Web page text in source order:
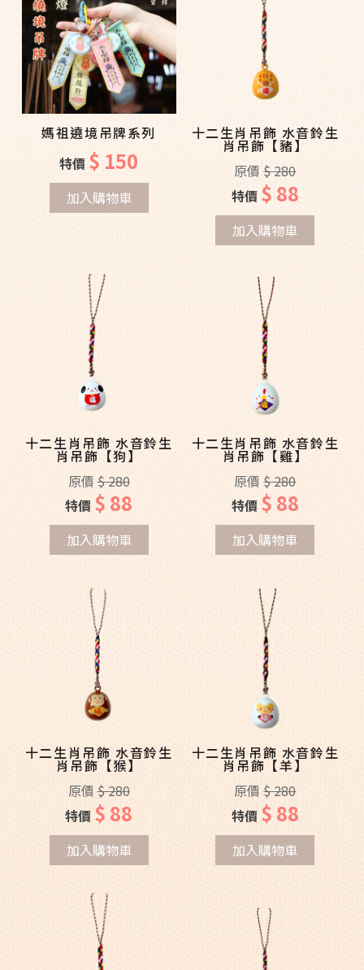
媽祖遶境吊牌系列
特價 $ 150
加入購物車
十二生肖吊飾 水音鈴生
肖吊飾【豬】
原價 $ 280
特價 $ 88
加入購物車
十二生肖吊飾 水音鈴生
肖吊飾【狗】
原價$ 280
特價 $ 88
加入購物車
十二生肖吊飾 水音鈴生
肖吊飾【雞】
原價 $ 280
特價 $ 88
加入購物車
十二生肖吊飾 水音鈴生
肖吊飾【猴】
原價$ 280
特價 $ 88
加入購物車
十二生肖吊飾 水音鈴生
肖吊飾【羊】
原價 $ 280
特價 $ 88
加入購物車